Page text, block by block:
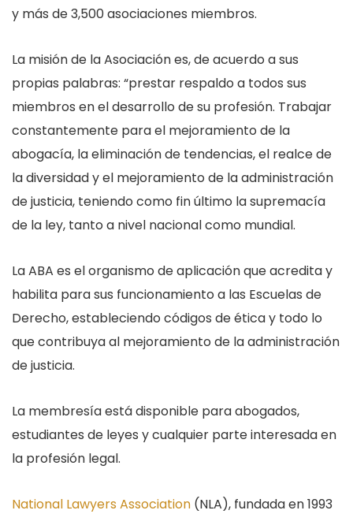
y más de 3,500 asociaciones miembros.
La misión de la Asociación es, de acuerdo a sus
propias palabras: “prestar respaldo a todos sus
miembros en el desarrollo de su profesión. Trabajar
constantemente para el mejoramiento de la
abogacía, la eliminación de tendencias, el realce de
la diversidad y el mejoramiento de la administración
de justicia, teniendo como fin último la supremacía
de la ley, tanto a nivel nacional como mundial.
La ABA es el organismo de aplicación que acredita y
habilita para sus funcionamiento a las Escuelas de
Derecho, estableciendo códigos de ética y todo lo
que contribuya al mejoramiento de la administración
de justicia.
La membresía está disponible para abogados,
estudiantes de leyes y cualquier parte interesada en
la profesión legal.
National Lawyers Association (NLA), fundada en 1993